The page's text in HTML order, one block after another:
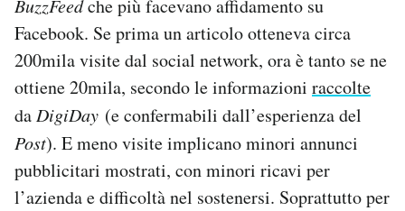
BuzzFeedche più facevano affidamento su
Facebook. Se prima un articolo otteneva circa
200mila visite dal social network, ora è tanto se ne
ottiene 20mila, secondo le informazioni raccolte
daDigiDay (e confermabili dall’esperienza del
Post). E meno visite implicano minori annunci
pubblicitari mostrati, con minori ricavi per
l’azienda e difficoltà nel sostenersi. Soprattutto per